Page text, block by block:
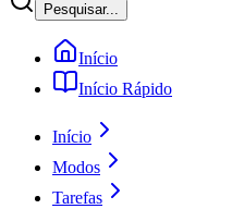
Pesquisar...
Início
Início Rápido
Início
Modos
Tarefas